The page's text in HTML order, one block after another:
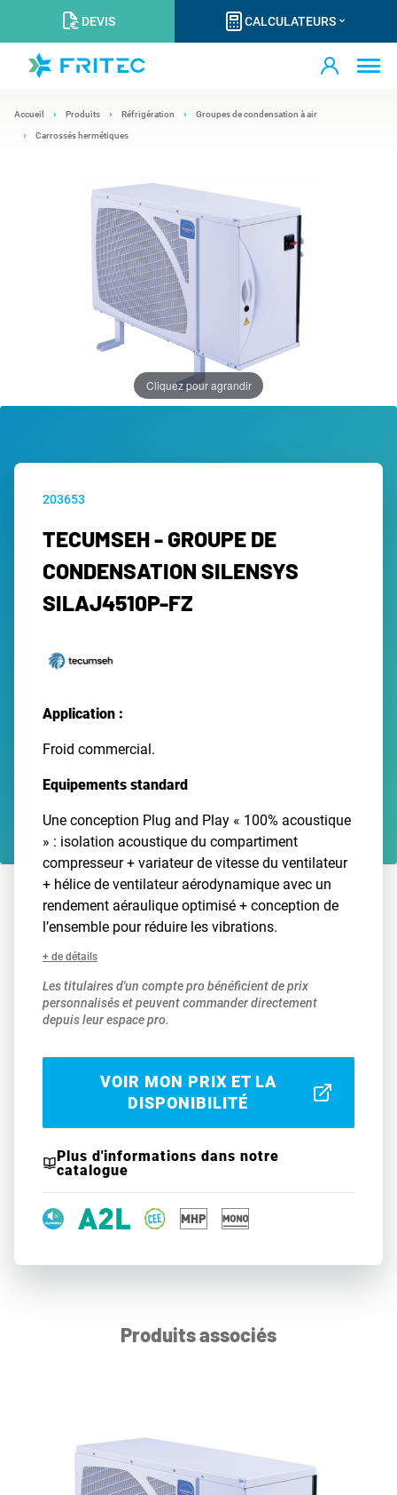
DEVIS CALCULATEURS
Accueil Produits Réfrigération Groupes de condensation à air
Carrossés hermétiques
Cliquez pour agrandir
203653
TECUMSEH - GROUPE DE
CONDENSATION SILENSYS
SILAJ4510P-FZ
Application :
Froid commercial.
Equipements standard
Une conception Plug and Play « 100% acoustique
» : isolation acoustique du compartiment
compresseur + variateur de vitesse du ventilateur
+ hélice de ventilateur aérodynamique avec un
rendement aéraulique optimisé + conception de
l’ensemble pour réduire les vibrations.
+ de détails
Les titulaires d'un compte pro bénéficient de prix
personnalisés et peuvent commander directement
depuis leur espace pro.
VOIR MON PRIX ET LA
DISPONIBILITÉ
Plus d'informations dans notre
catalogue
Produits associés